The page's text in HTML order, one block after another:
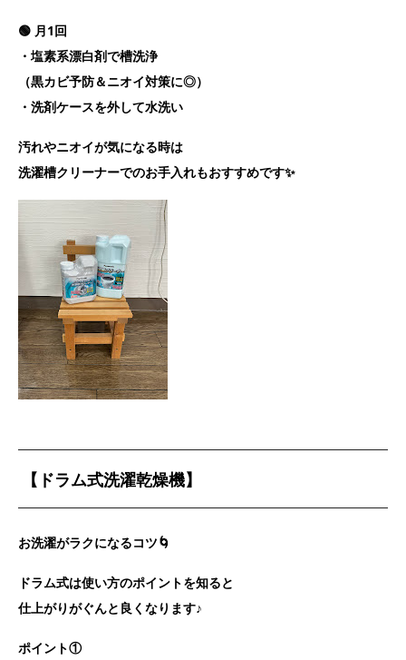
🟢 月1回
・塩素系漂白剤で槽洗浄
（黒カビ予防＆ニオイ対策に◎）
・洗剤ケースを外して水洗い
汚れやニオイが気になる時は
洗濯槽クリーナーでのお手入れもおすすめです✨
【ドラム式洗濯乾燥機】
お洗濯がラクになるコツ🌀
ドラム式は使い方のポイントを知ると
仕上がりがぐんと良くなります♪
ポイント①